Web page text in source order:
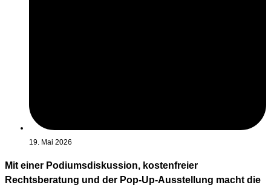
19. Mai 2026
Mit einer Podiumsdiskussion, kostenfreier
Rechtsberatung und der Pop-Up-Ausstellung macht die